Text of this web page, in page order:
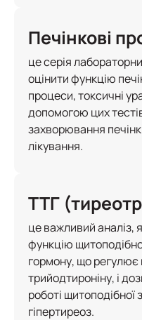
Печінкові
це серія
оцінити функцію
процеси, токсичні
допомогою цих
захворювання
лікування.
ТТГ
це важливий аналіз,
функцію
гормону, що регулює
трийодтироніну, і
роботі щитоподібної
гіпертиреоз.